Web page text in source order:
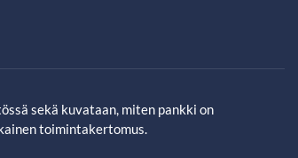
sekä kuvataan, miten pankki on
toimintakertomus.